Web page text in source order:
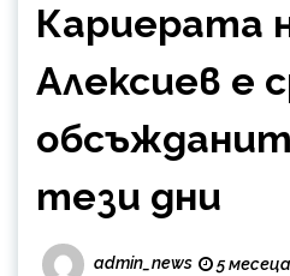
Кариерата
Алексиев е
тези дни
admin_news 5